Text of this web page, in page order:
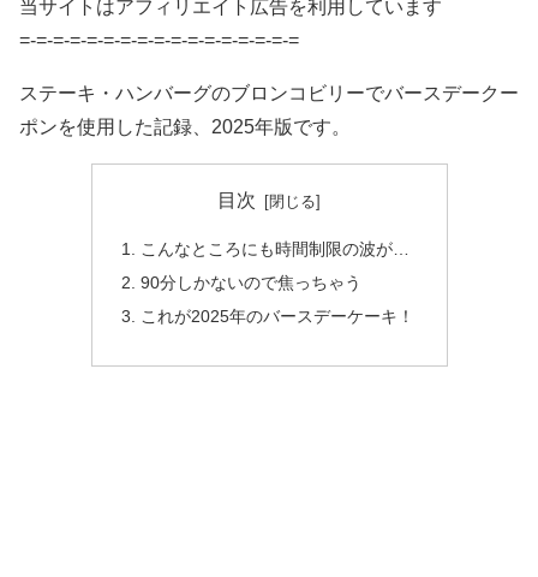
当サイトはアフィリエイト広告を利用しています
=-=-=-=-=-=-=-=-=-=-=-=-=-=-=-=-=
ステーキ・ハンバーグのブロンコビリーでバースデークー
ポンを使用した記録、2025年版です。
目次
こんなところにも時間制限の波が…
90分しかないので焦っちゃう
これが2025年のバースデーケーキ！